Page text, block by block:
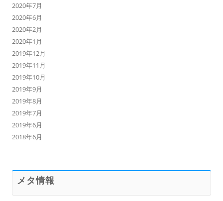
2020年7月
2020年6月
2020年2月
2020年1月
2019年12月
2019年11月
2019年10月
2019年9月
2019年8月
2019年7月
2019年6月
2018年6月
メタ情報